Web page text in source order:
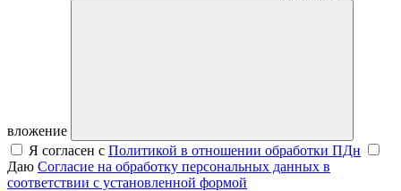
вложение
Я согласен с Политикой в отношении обработки ПДн
Даю Согласие на обработку персональных данных в
соответствии с установленной формой